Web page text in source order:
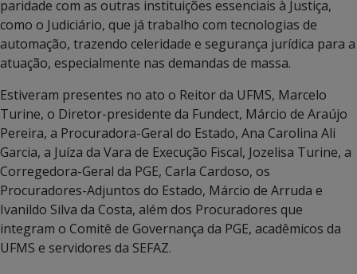
paridade com as outras instituições essenciais à Justiça,
como o Judiciário, que já trabalho com tecnologias de
automação, trazendo celeridade e segurança jurídica para a
atuação, especialmente nas demandas de massa.
Estiveram presentes no ato o Reitor da UFMS, Marcelo
Turine, o Diretor-presidente da Fundect, Márcio de Araújo
Pereira, a Procuradora-Geral do Estado, Ana Carolina Ali
Garcia, a Juíza da Vara de Execução Fiscal, Jozelisa Turine, a
Corregedora-Geral da PGE, Carla Cardoso, os
Procuradores-Adjuntos do Estado, Márcio de Arruda e
Ivanildo Silva da Costa, além dos Procuradores que
integram o Comitê de Governança da PGE, acadêmicos da
UFMS e servidores da SEFAZ.